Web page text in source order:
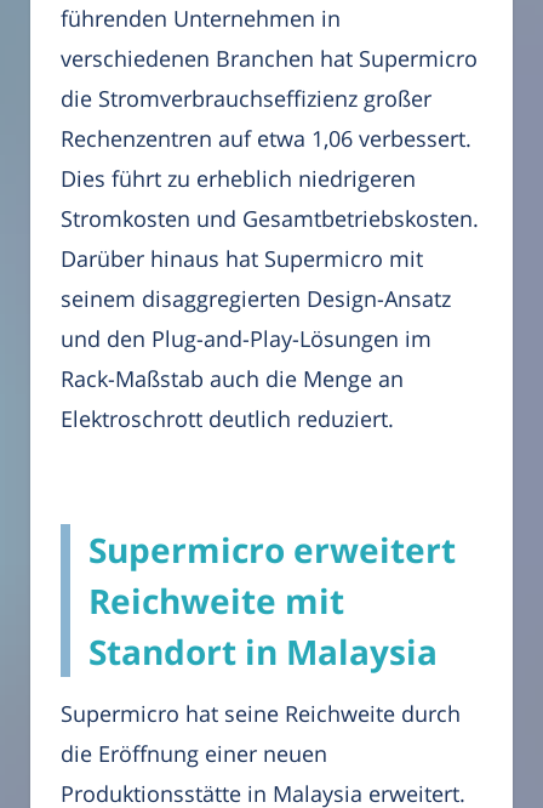
führenden Unternehmen in
verschiedenen Branchen hat Supermicro
die Stromverbrauchseffizienz großer
Rechenzentren auf etwa 1,06 verbessert.
Dies führt zu erheblich niedrigeren
Stromkosten und Gesamtbetriebskosten.
Darüber hinaus hat Supermicro mit
seinem disaggregierten Design-Ansatz
und den Plug-and-Play-Lösungen im
Rack-Maßstab auch die Menge an
Elektroschrott deutlich reduziert.
Supermicro erweitert
Reichweite mit
Standort in Malaysia
Supermicro hat seine Reichweite durch
die Eröffnung einer neuen
Produktionsstätte in Malaysia erweitert.